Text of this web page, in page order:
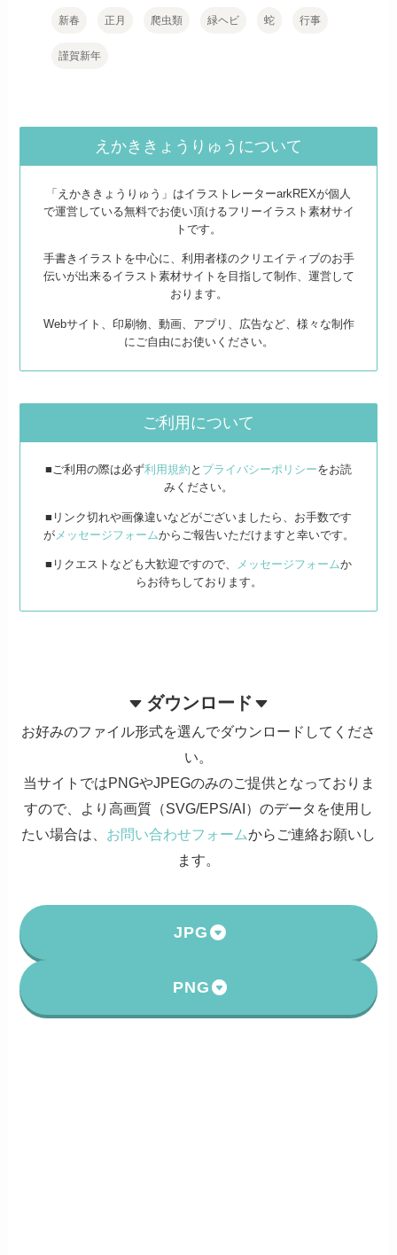
新春 正月 爬虫類 緑ヘビ 蛇 行事
謹賀新年
えかききょうりゅうについて
「えかききょうりゅう」はイラストレーターarkREXが個人
で運営している無料でお使い頂けるフリーイラスト素材サイ
トです。
手書きイラストを中心に、利用者様のクリエイティブのお手
伝いが出来るイラスト素材サイトを目指して制作、運営して
おります。
Webサイト、印刷物、動画、アプリ、広告など、様々な制作
にご自由にお使いください。
ご利用について
■ご利用の際は必ず利用規約 と プライバシーポリシーをお読
みください。
■リンク切れや画像違いなどがございましたら、お手数です
がメッセージフォームからご報告いただけますと幸いです。
■リクエストなども大歓迎ですので、 メッセージフォームか
らお待ちしております。
ダウンロード
お好みのファイル形式を選んでダウンロードしてくださ
い。
当サイトではPNGやJPEGのみのご提供となっておりま
すので、より高画質（SVG/EPS/AI）のデータを使用し
たい場合は、 お問い合わせフォームからご連絡お願いし
ます。
JPG
PNG